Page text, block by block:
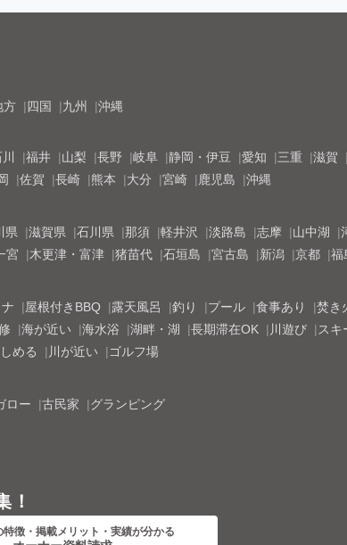
方 四国 九州
沖縄
福井 山梨 長野 岐阜 静岡・伊豆 愛知 三重 滋賀
佐賀 長崎 熊本 大分 宮崎 鹿児島
沖縄
県 滋賀県 石川県 那須 軽井沢 淡路島 志摩 山中湖
宮 木更津・富津 猪苗代 石垣島 宮古島 新潟 京都 福
屋根付きBBQ 露天風呂 釣り プール 食事あり 焚き
海が近い 海水浴 湖畔・湖 長期滞在OK 川遊び スキ
める 川が近い
ゴルフ場
ロー 古民家 グランピング
！
特徴・掲載メリット・実績が分かる